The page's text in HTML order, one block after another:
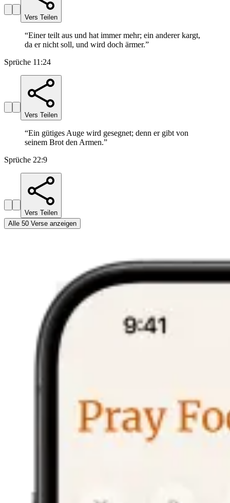
Vers Teilen
“Einer teilt aus und hat immer mehr; ein anderer kargt,
da er nicht soll, und wird doch ärmer.”
Sprüche 11:24
Vers Teilen
“Ein gütiges Auge wird gesegnet; denn er gibt von
seinem Brot den Armen.”
Sprüche 22:9
Vers Teilen
Alle 50 Verse anzeigen